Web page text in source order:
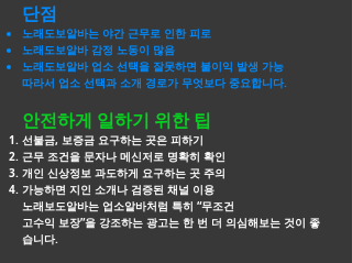
단점
노래도보알바는 야간 근무로 인한 피로
노래도보알바 감정 노동이 많음
노래도보알바 업소 선택을 잘못하면 불이익 발생 가능
따라서 업소 선택과 소개 경로가 무엇보다 중요합니다.
안전하게 일하기 위한 팁
선불금, 보증금 요구하는 곳은 피하기
근무 조건을 문자나 메신저로 명확히 확인
개인 신상정보 과도하게 요구하는 곳 주의
가능하면 지인 소개나 검증된 채널 이용
노래보도알바는 업소알바처럼 특히 “무조건
고수익 보장”을 강조하는 광고는 한 번 더 의심해보는 것이 좋
습니다.